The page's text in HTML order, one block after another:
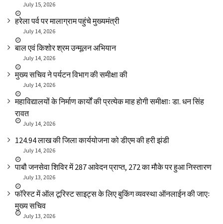
July 15, 2026
हरेला पर्व पर मालाग्राम पहुंचे मुख्यमंत्री
July 14, 2026
बाल एवं किशोर श्रम उन्मूलन अभियान
July 14, 2026
मुख्य सचिव ने पर्यटन विभाग की समीक्षा की
July 14, 2026
महाविद्यालयों के निर्माण कार्यों की प्रत्येक माह होगी समीक्षाः डा. धन सिंह
रावत
July 14, 2026
₹124.94 लाख की जिला कार्ययोजना को डीएम की हरी झंडी
July 14, 2026
पाबौ जनसेवा शिविर में 287 आवेदन प्राप्त, 272 का मौके पर हुआ निस्तारण
July 13, 2026
फॉरेस्ट में ऑल टूरिस्ट साइट्स के लिए बुकिंग व्यवस्था ऑनलाईन की जाएः
मुख्य सचिव
July 13, 2026